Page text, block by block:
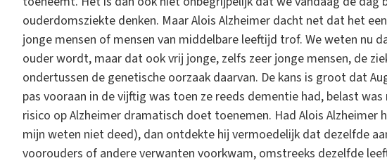
ouderdomsziekte denken. Maar Alois Alzheimer dacht net dat het
jonge mensen of mensen van middelbare leeftijd trof. We weten nu
ouder wordt, maar dat ook vrij jonge, zelfs zeer jonge mensen, de
ondertussen de genetische oorzaak daarvan. De kans is groot dat
pas vooraan in de vijftig was toen ze reeds dementie had, belast
risico op Alzheimer dramatisch doet toenemen. Had Alois
mijn weten niet deed), dan ontdekte hij vermoedelijk dat dezelfde
voorouders of andere verwanten voorkwam, omstreeks dezelfde